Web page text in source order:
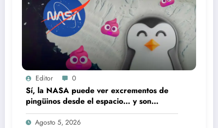
Editor 0
Sí, la NASA puede ver excrementos de
pingüinos desde el espacio… y son
rosados
Agosto 5, 2026